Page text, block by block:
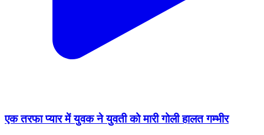
एक तरफा प्यार में युवक ने युवती को मारी गोली हालत गम्भीर